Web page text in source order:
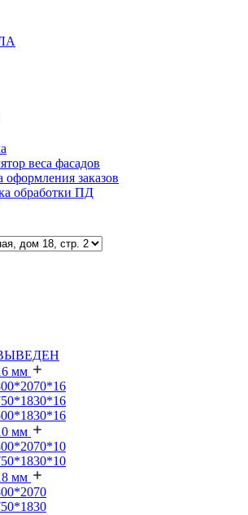
веса фасадов
оформления заказов
обработки ПД
мм
мм
мм